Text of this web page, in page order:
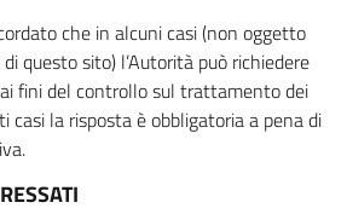
che in alcuni casi (non oggetto
questo sito) l’Autorità può richiedere
fini del controllo sul trattamento dei
casi la risposta è obbligatoria a pena di